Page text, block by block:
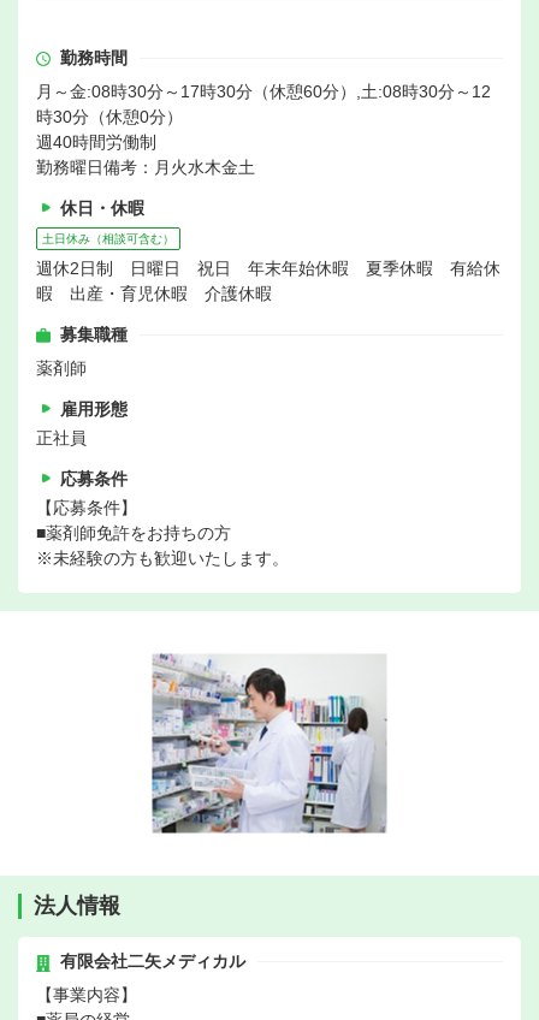
勤務時間
月～金:08時30分～17時30分（休憩60分）,土:08時30分～12
時30分（休憩0分）
週40時間労働制
勤務曜日備考：月火水木金土
休日・休暇
土日休み（相談可含む）
週休2日制 日曜日 祝日 年末年始休暇 夏季休暇 有給休
暇 出産・育児休暇 介護休暇
募集職種
薬剤師
雇用形態
正社員
応募条件
【応募条件】
■薬剤師免許をお持ちの方
※未経験の方も歓迎いたします。
法人情報
有限会社二矢メディカル
【事業内容】